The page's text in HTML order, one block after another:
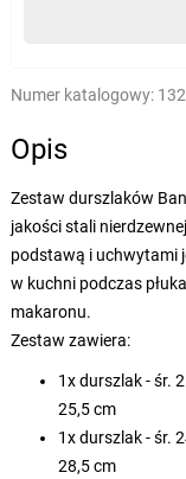
Numer katalogowy:
Opis
Zestaw durszlaków
jakości stali
podstawą i uchwytami
w kuchni podczas
makaronu.
Zestaw zawiera:
1x durszlak - śr.
25,5 cm
1x durszlak - śr.
28,5 cm